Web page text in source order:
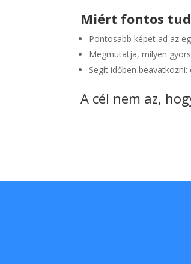
Miért fontos
Pontosabb képet ad az
Megmutatja, milyen
Segít időben
A cél nem az,